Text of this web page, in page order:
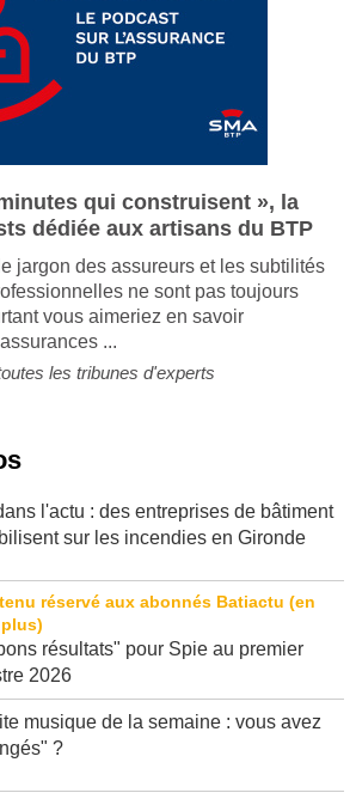
qui construisent », la
dédiée aux artisans du BTP
jargon des assureurs et les subtilités
ne sont pas toujours
vous aimeriez en savoir
...
les tribunes d'experts
l'actu : des entreprises de bâtiment
sur les incendies en Gironde
résultats" pour Spie au premier
2026
musique de la semaine : vous avez
?